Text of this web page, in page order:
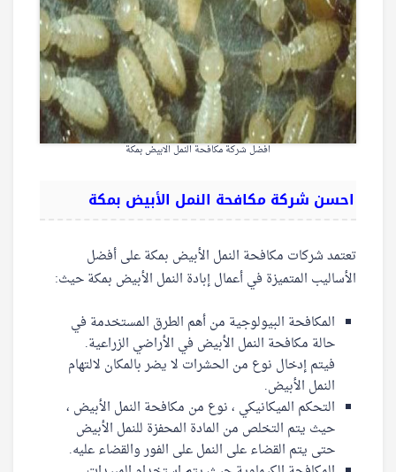
افضل شركة مكافحة النمل الابيض بمكة
احسن شركة مكافحة النمل الأبيض بمكة
تعتمد شركات مكافحة النمل الأبيض بمكة على أفضل
الأساليب المتميزة في أعمال إبادة النمل الأبيض بمكة حيث:
المكافحة البيولوجية من أهم الطرق المستخدمة في
حالة مكافحة النمل الأبيض في الأراضي الزراعية.
فيتم إدخال نوع من الحشرات لا يضر بالمكان لالتهام
النمل الأبيض.
التحكم الميكانيكي ، نوع من مكافحة النمل الأبيض ،
حيث يتم التخلص من المادة المحفزة للنمل الأبيض
حتى يتم القضاء على النمل على الفور والقضاء عليه.